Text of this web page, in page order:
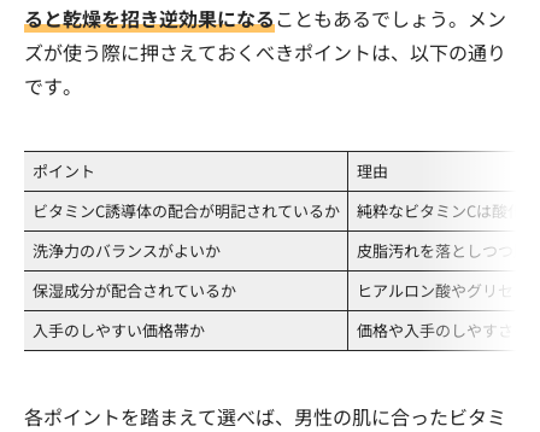
ると乾燥を招き逆効果になることもあるでしょう。メン
ズが使う際に押さえておくべきポイントは、以下の通り
です。
ポイント
理由
ビタミンC誘導体の配合が明記されているか
純粋なビタミンCは酸化
洗浄力のバランスがよいか
皮脂汚れを落としつつ肌
保湿成分が配合されているか
ヒアルロン酸やグリセリ
入手のしやすい価格帯か
価格や入手のしやすさも
各ポイントを踏まえて選べば、男性の肌に合ったビタミ